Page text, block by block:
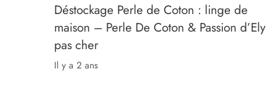
Déstockage Perle de Coton : linge de
maison – Perle De Coton & Passion d’Ely
pas cher
il y a 2 ans